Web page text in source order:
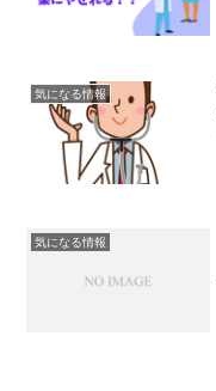
気になる情報
気になる情報